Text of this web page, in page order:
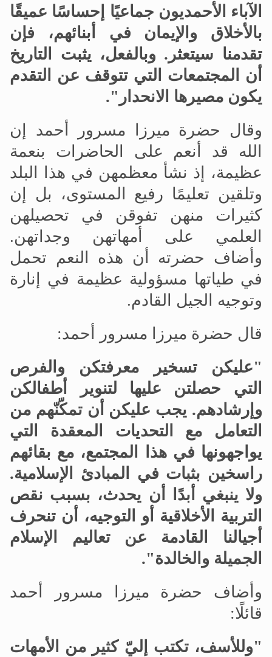
الآباء الأحمديون جماعيًا إحساسًا عميقًا
بالأخلاق والإيمان في أبنائهم، فإن
تقدمنا سيتعثر . وبالفعل، يثبت التاريخ
أن المجتمعات التي تتوقف عن التقدم
يكون مصيرها الانحدار".
وقال حضرة ميرزا مسرور أحمد إن
الله قد أنعم على الحاضرات بنعمة
عظيمة، إذ نشأ معظمهن في هذا البلد
وتلقين تعليمًا رفيع المستوى، بل إن
كثيرات منهن تفوقن في تحصيلهن
العلمي على أمهاتهن وجداتهن.
وأضاف حضرته أن هذه النعم تحمل
في طياتها مسؤولية عظيمة في إنارة
وتوجيه الجيل القادم.
قال حضرة ميرزا مسرور أحمد:
"عليكن تسخير معرفتكن والفرص
التي حصلتن عليها لتنوير أطفالكن
وإرشادهم. يجب عليكن أن تمكّنّهم من
التعامل مع التحديات المعقدة التي
يواجهونها في هذا المجتمع، مع بقائهم
راسخين بثبات في المبادئ الإسلامية.
ولا ينبغي أبدًا أن يحدث، بسبب نقص
التربية الأخلاقية أو التوجيه، أن تنحرف
أجيالنا القادمة عن تعاليم الإسلام
الجميلة والخالدة".
وأضاف حضرة ميرزا مسرور أحمد
قائلًا:
"وللأسف، تكتب إليّ كثير من الأمهات